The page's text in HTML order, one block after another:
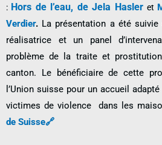
: Hors de l’eau, de Jela Hasler et
Verdier. La présentation a été suivie
réalisatrice et un panel
problème de la traite et
canton. Le bénéficiaire de cette
l’Union suisse pour un accueil
victimes de violence dans les
de Suisse🔗